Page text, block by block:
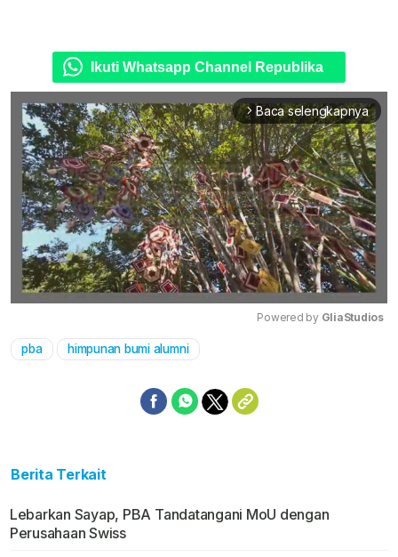
Ikuti Whatsapp Channel Republika
arrow_forward_ios Baca selengkapnya
Powered by GliaStudios
pba himpunan bumi alumni
Berita Terkait
Lebarkan Sayap, PBA Tandatangani MoU dengan
Perusahaan Swiss